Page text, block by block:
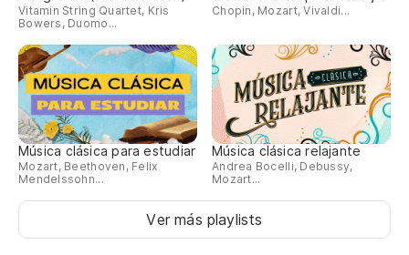
Vitamin String Quartet, Kris
Bowers, Duomo...
Chopin, Mozart, Vivaldi...
Música clásica para estudiar
Mozart, Beethoven, Felix
Mendelssohn...
Música clásica relajante
Andrea Bocelli, Debussy,
Mozart...
Ver más playlists